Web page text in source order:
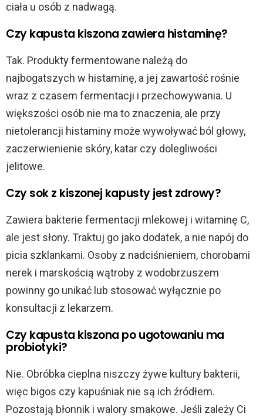
ciała u osób z nadwagą.
Czy kapusta kiszona zawiera histaminę?
Tak. Produkty fermentowane należą do
najbogatszych w histaminę, a jej zawartość rośnie
wraz z czasem fermentacji i przechowywania. U
większości osób nie ma to znaczenia, ale przy
nietolerancji histaminy może wywoływać ból głowy,
zaczerwienienie skóry, katar czy dolegliwości
jelitowe.
Czy sok z kiszonej kapusty jest zdrowy?
Zawiera bakterie fermentacji mlekowej i witaminę C,
ale jest słony. Traktuj go jako dodatek, a nie napój do
picia szklankami. Osoby z nadciśnieniem, chorobami
nerek i marskością wątroby z wodobrzuszem
powinny go unikać lub stosować wyłącznie po
konsultacji z lekarzem.
Czy kapusta kiszona po ugotowaniu ma
probiotyki?
Nie. Obróbka cieplna niszczy żywe kultury bakterii,
więc bigos czy kapuśniak nie są ich źródłem.
Pozostają błonnik i walory smakowe. Jeśli zależy Ci